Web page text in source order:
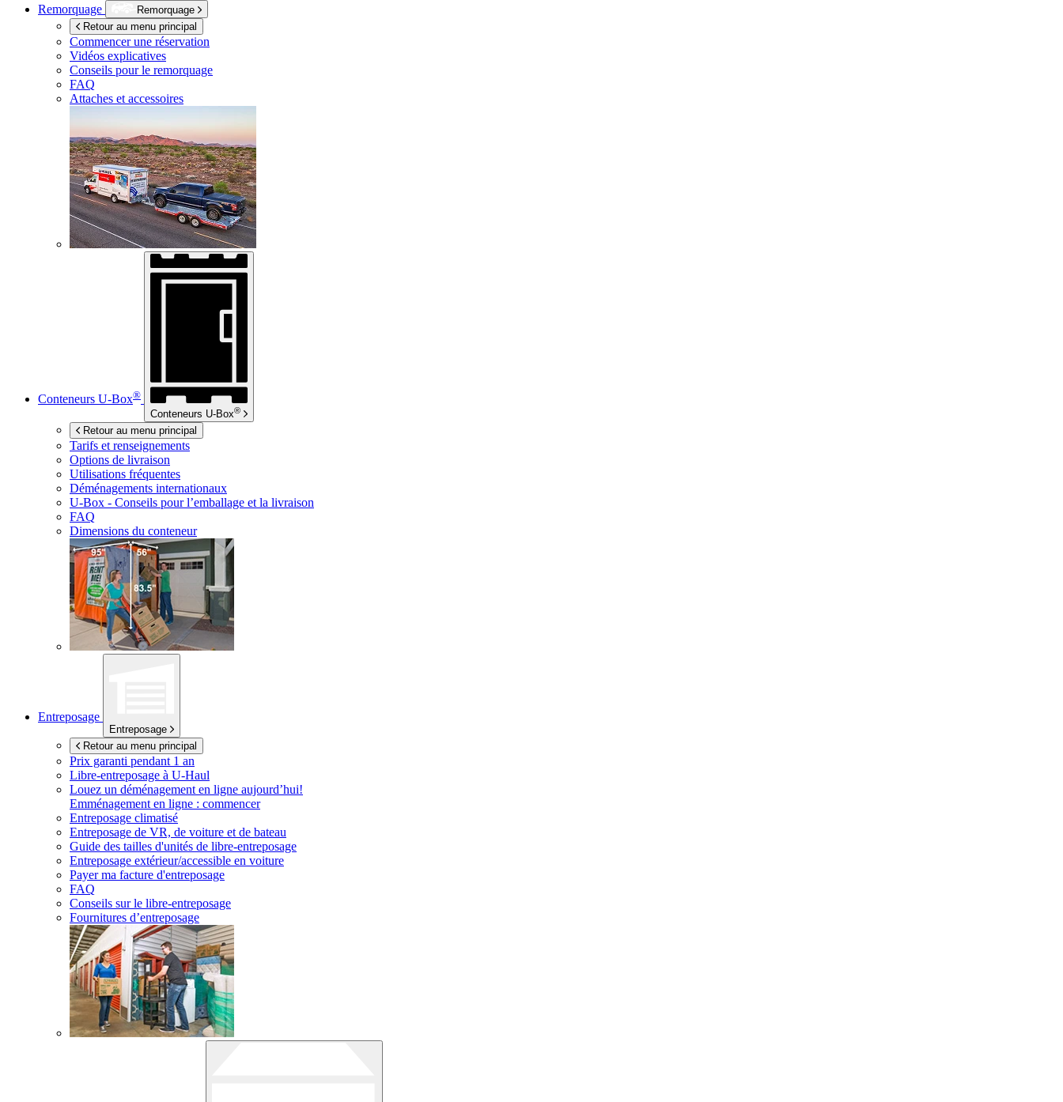
Remorquage
Remorquage
Retour au menu principal
Commencer une réservation
Vidéos explicatives
Conseils pour le remorquage
FAQ
Attaches et accessoires
Conteneurs U-Box®
Conteneurs U-Box®
Retour au menu principal
Tarifs et renseignements
Options de livraison
Utilisations fréquentes
Déménagements internationaux
U-Box - Conseils pour l’emballage et la livraison
FAQ
Dimensions du conteneur
Entreposage
Entreposage
Retour au menu principal
Prix garanti pendant 1 an
Libre-entreposage à U-Haul
Louez un déménagement en ligne aujourd’hui!
Emménagement en ligne : commencer
Entreposage climatisé
Entreposage de VR, de voiture et de bateau
Guide des tailles d'unités de libre-entreposage
Entreposage extérieur/accessible en voiture
Payer ma facture d'entreposage
FAQ
Conseils sur le libre-entreposage
Fournitures d’entreposage